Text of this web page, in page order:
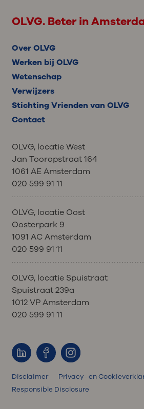
OLVG. Beter in
Over OLVG
Werken bij OLVG
Wetenschap
Verwijzers
Stichting Vrienden van OLVG
Contact
OLVG, locatie West
Jan Tooropstraat 164
1061 AE Amsterdam
020 599 91 11
OLVG, locatie Oost
Oosterpark 9
1091 AC Amsterdam
020 599 91 11
OLVG, locatie Spuistraat
Spuistraat 239a
1012 VP Amsterdam
020 599 91 11
Disclaimer Privacy- en
Responsible Disclosure